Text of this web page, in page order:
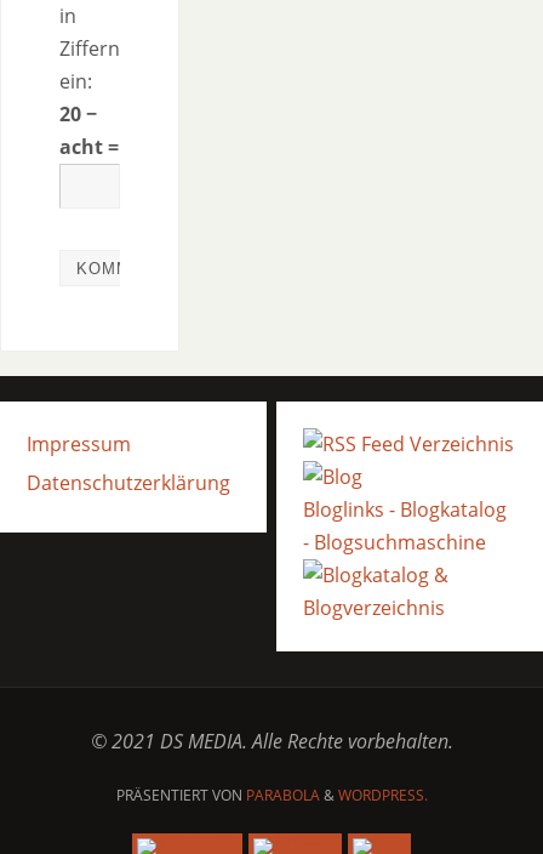
in
Ziffern
ein:
20 −
acht =
Impressum
Datenschutzerklärung
Bloglinks - Blogkatalog
- Blogsuchmaschine
© 2021 DS MEDIA. Alle Rechte vorbehalten.
PRÄSENTIERT VON PARABOLA&WORDPRESS.